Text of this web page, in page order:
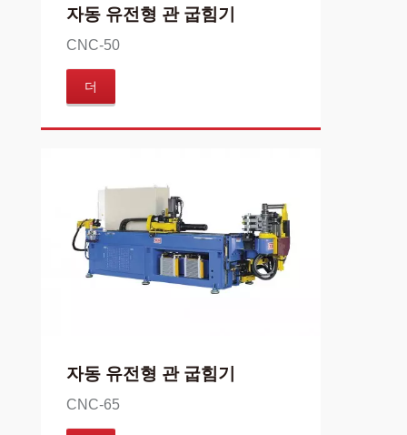
자동 유전형 관 굽힘기
CNC-50
더
자동 유전형 관 굽힘기
CNC-65